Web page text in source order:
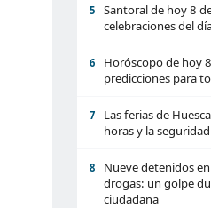
5
Santoral de hoy 8
celebraciones del
6
Horóscopo de hoy
predicciones para
7
Las ferias de
horas y la
8
Nueve detenidos
drogas: un golpe
ciudadana